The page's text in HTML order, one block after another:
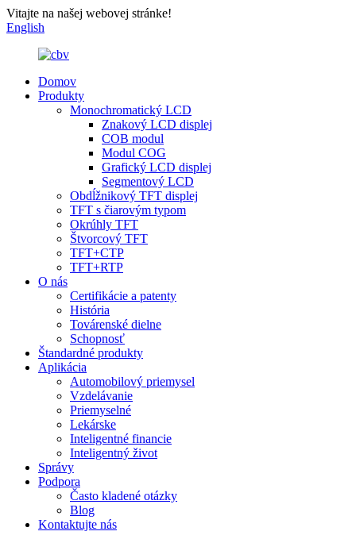
Vitajte na našej webovej stránke!
English
Domov
Produkty
Monochromatický LCD
Znakový LCD displej
COB modul
Modul COG
Grafický LCD displej
Segmentový LCD
Obdĺžnikový TFT displej
TFT s čiarovým typom
Okrúhly TFT
Štvorcový TFT
TFT+CTP
TFT+RTP
O nás
Certifikácie a patenty
História
Továrenské dielne
Schopnosť
Štandardné produkty
Aplikácia
Automobilový priemysel
Vzdelávanie
Priemyselné
Lekárske
Inteligentné financie
Inteligentný život
Správy
Podpora
Často kladené otázky
Blog
Kontaktujte nás